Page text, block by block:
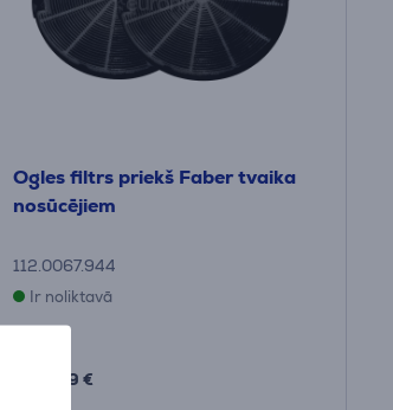
Ogles filtrs priekš Faber tvaika
nosūcējiem
112.0067.944
Ir noliktavā
.99 €